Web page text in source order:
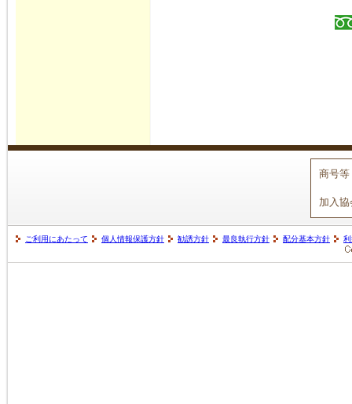
商号等
加入協
ご利用にあたって 個人情報保護方針 勧誘方針 最良執行方針 配分基本方針